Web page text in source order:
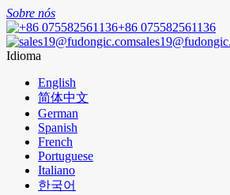
Sobre nós
+86 075582561136
Idioma
English
简体中文
German
Spanish
French
Portuguese
Italiano
한국어